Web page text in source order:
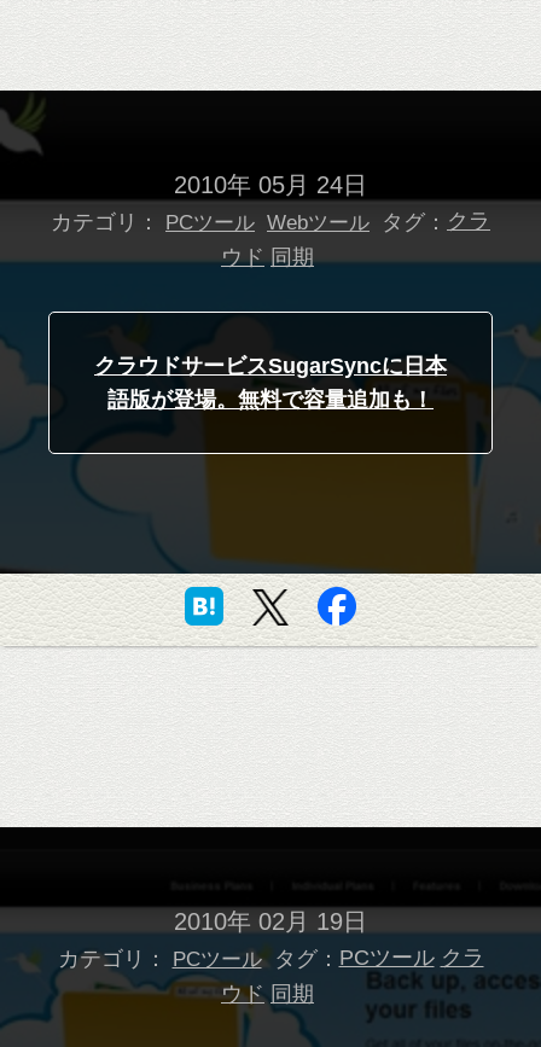
2010年 05月 24日
カテゴリ： PCツール Webツール タグ： クラ
ウド 同期
クラウドサービスSugarSyncに日本
語版が登場。無料で容量追加も！
2010年 02月 19日
カテゴリ： PCツール タグ： PCツール クラ
ウド 同期